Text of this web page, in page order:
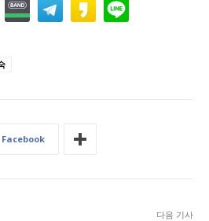
Facebook
다음 기사